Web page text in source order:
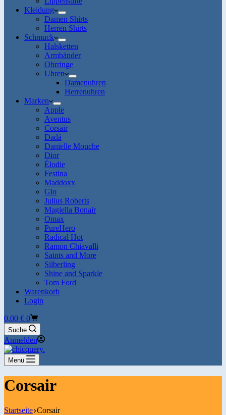
Kleidung
Damen Shirts
Herren Shirts
Schmuck
Halsketten
Armbänder
Ohrringe
Uhren
Damenuhren
Herrenuhren
Marken
Apple
Aventus
Corsair
Dadá
Danielle Mouche
Dior
Élodie
Festina
Maddoxx
Gio
Julius Roberts
Magiella Bonair
Omax
PureHero
Radical Hot
Ramon Chiavalli
Saints and More
Silberling
Shine and Sparkle
Tom Ford
Warenkorb
Login
Warenkorb
0,00 € 0
Suche
Anmelden
Menü
Corsair
Startseite Corsair